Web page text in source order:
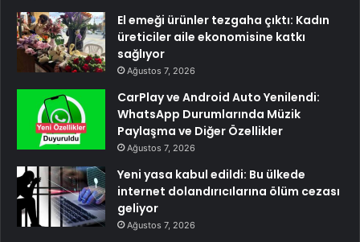
El emeği ürünler tezgaha çıktı: Kadın
üreticiler aile ekonomisine katkı
sağlıyor
Ağustos 7, 2026
CarPlay ve Android Auto Yenilendi:
WhatsApp Durumlarında Müzik
Paylaşma ve Diğer Özellikler
Ağustos 7, 2026
Yeni yasa kabul edildi: Bu ülkede
internet dolandırıcılarına ölüm cezası
geliyor
Ağustos 7, 2026